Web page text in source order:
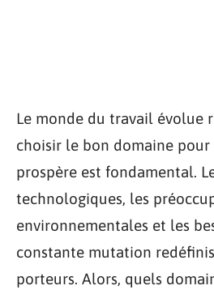
Le monde du travail évolue
choisir le bon domaine
prospère est fondamental.
technologiques, les
environnementales et les
constante mutation
porteurs. Alors, quels